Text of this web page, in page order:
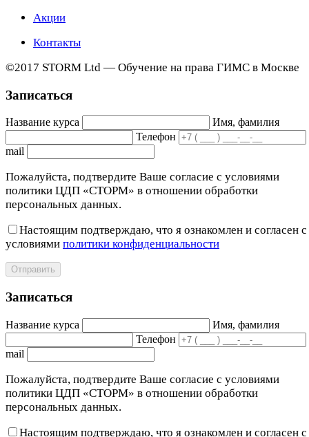
Акции
Контакты
©2017 STORM Ltd — Обучение на права ГИМС в Москве
Записаться
Название курса
Имя, фамилия
Телефон
mail
Пожалуйста, подтвердите Ваше согласие с условиями
политики ЦДП «СТОРМ» в отношении обработки
персональных данных.
Настоящим подтверждаю, что я ознакомлен и согласен с
условиями политики конфиденциальности
Отправить
Записаться
Название курса
Имя, фамилия
Телефон
mail
Пожалуйста, подтвердите Ваше согласие с условиями
политики ЦДП «СТОРМ» в отношении обработки
персональных данных.
Настоящим подтверждаю, что я ознакомлен и согласен с